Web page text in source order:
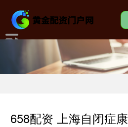
658配资 上海自闭症